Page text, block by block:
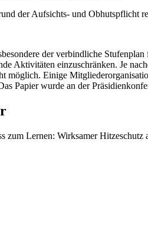
der Aufsichts- und Obhutspflicht
der verbindliche
Aktivitäten einzuschränken. Je
möglich. Einige
Papier wurde an der
zum Lernen: Wirksamer Hitzeschutz